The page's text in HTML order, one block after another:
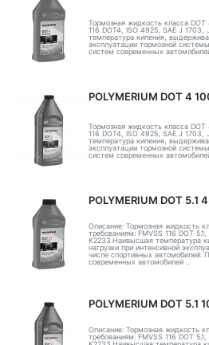
Тормозная жидкость класса DOT
116 DOT4, ISO 4925, SAE J
температура кипения,
эксплуатации тормозной
систем современных
POLYMERIUM DOT 4
Тормозная жидкость класса DOT
116 DOT4, ISO 4925, SAE J
температура кипения,
эксплуатации тормозной
систем современных
POLYMERIUM DOT 5.1
Описание: Тормозная жидкость
требованиям: FMVSS 116 DOT
K2233.Наивысшая температура
нагрузки при интенсивной
числе спортивных
современных автомобилей ..
POLYMERIUM DOT 5.1
Описание: Тормозная жидкость
требованиям: FMVSS 116 DOT